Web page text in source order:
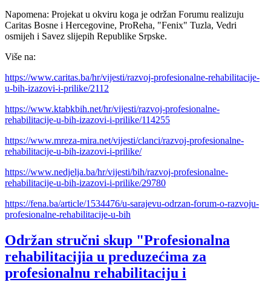
Napomena: Projekat u okviru koga je održan Forumu realizuju
Caritas Bosne i Hercegovine, ProReha, "Fenix" Tuzla, Vedri
osmijeh i Savez slijepih Republike Srpske.
Više na:
https://www.caritas.ba/hr/vijesti/razvoj-profesionalne-rehabilitacije-
u-bih-izazovi-i-prilike/2112
https://www.ktabkbih.net/hr/vijesti/razvoj-profesionalne-
rehabilitacije-u-bih-izazovi-i-prilike/114255
https://www.mreza-mira.net/vijesti/clanci/razvoj-profesionalne-
rehabilitacije-u-bih-izazovi-i-prilike/
https://www.nedjelja.ba/hr/vijesti/bih/razvoj-profesionalne-
rehabilitacije-u-bih-izazovi-i-prilike/29780
https://fena.ba/article/1534476/u-sarajevu-odrzan-forum-o-razvoju-
profesionalne-rehabilitacije-u-bih
Održan stručni skup "Profesionalna
rehabilitacijia u preduzećima za
profesionalnu rehabilitaciju i